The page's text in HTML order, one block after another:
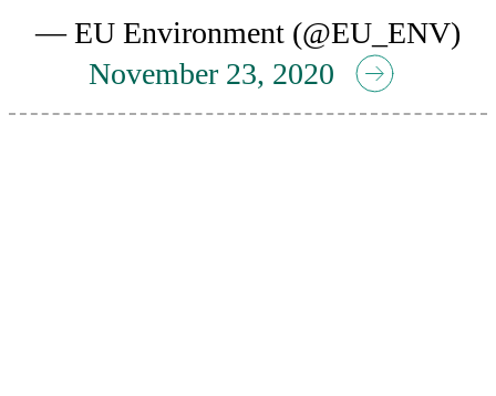
— EU Environment (@EU_ENV)
November 23, 2020